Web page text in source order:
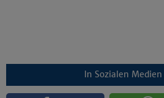
In Sozialen